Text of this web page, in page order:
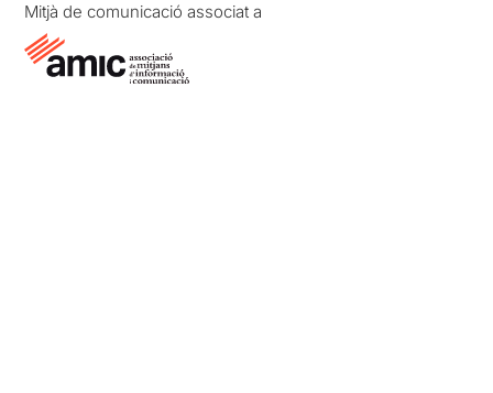
Mitjà de comunicació associat a